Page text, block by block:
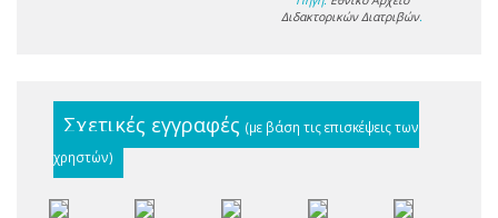
Διδακτορικών Διατριβών.
Σχετικές εγγραφές (με βάση τις επισκέψεις των
χρηστών)